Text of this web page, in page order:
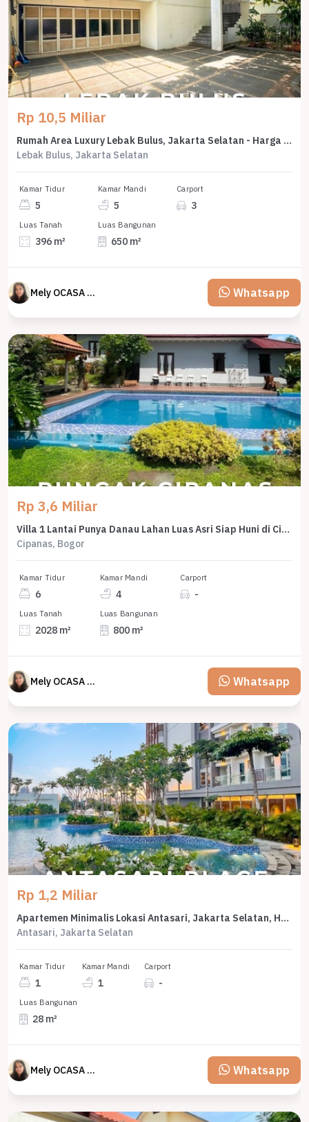
Rp 10,5 Miliar
Rumah Area Luxury Lebak Bulus, Jakarta Selatan - Harga Menarik 10,5 Miliar
Lebak Bulus, Jakarta Selatan
Kamar Tidur
5
Kamar Mandi
5
Carport
3
Luas Tanah
396 m²
Luas Bangunan
650 m²
Mely OCASA PROPERTY Whatsapp
Rp 3,6 Miliar
Villa 1 Lantai Punya Danau Lahan Luas Asri Siap Huni di Cipanas Bogor
Cipanas, Bogor
Kamar Tidur
6
Kamar Mandi
4
Carport
-
Luas Tanah
2028 m²
Luas Bangunan
800 m²
Mely OCASA PROPERTY Whatsapp
Rp 1,2 Miliar
Apartemen Minimalis Lokasi Antasari, Jakarta Selatan, Harga 1,2 Miliar
Antasari, Jakarta Selatan
Kamar Tidur
1
Kamar Mandi
1
Carport
-
Luas Bangunan
28 m²
Mely OCASA PROPERTY Whatsapp